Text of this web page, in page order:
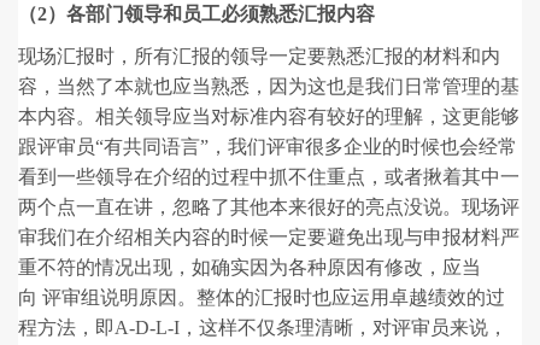
（2）各部门领导和员工必须熟悉汇报内容
现场汇报时，所有汇报的领导一定要熟悉汇报的材料和内
容，当然了本就也应当熟悉，因为这也是我们日常管理的基
本内容。相关领导应当对标准内容有较好的理解，这更能够
跟评审员“有共同语言”，我们评审很多企业的时候也会经常
看到一些领导在介绍的过程中抓不住重点，或者揪着其中一
两个点一直在讲，忽略了其他本来很好的亮点没说。现场评
审我们在介绍相关内容的时候一定要避免出现与申报材料严
重不符的情况出现，如确实因为各种原因有修改，应当
向 评审组说明原因。整体的汇报时也应运用卓越绩效的过
程方法，即A-D-L-I，这样不仅条理清晰，对评审员来说，